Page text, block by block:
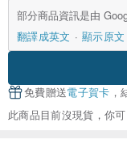
部分商品資訊是由
翻譯成英文
顯示原文
免費贈送電子賀卡
此商品目前沒現貨，你